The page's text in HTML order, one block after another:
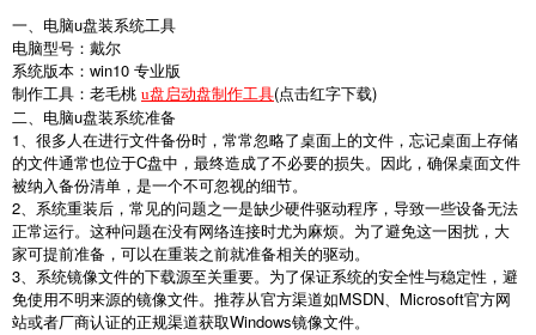
一、电脑u盘装系统工具
电脑型号：戴尔
系统版本： win10 专业版
制作工具：老毛桃 u盘启动盘制作工具(点击红字下载)
二、电脑u盘装系统准备
1、很多人在进行文件备份时，常常忽略了桌面上的文件，忘记桌面上存储
的文件通常也位于C盘中，最终造成了不必要的损失。因此，确保桌面文件
被纳入备份清单，是一个不可忽视的细节。
2、系统重装后，常见的问题之一是缺少硬件驱动程序，导致一些设备无法
正常运行。这种问题在没有网络连接时尤为麻烦。为了避免这一困扰，大
家可提前准备，可以在重装之前就准备相关的驱动。
3、系统镜像文件的下载源至关重要。为了保证系统的安全性与稳定性，避
免使用不明来源的镜像文件。推荐从官方渠道如MSDN、 Microsoft官方网
站或者厂商认证的正规渠道获取Windows镜像文件。